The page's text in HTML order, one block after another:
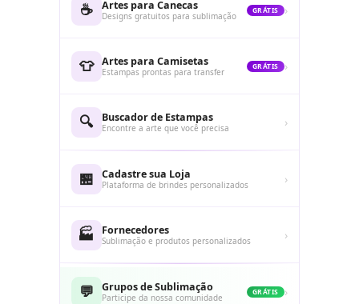
☕ Artes para Canecas
Designs gratuitos para sublimação
GRÁTIS ›
👕 Artes para Camisetas
Estampas prontas para transfer
GRÁTIS ›
🔍 Buscador de Estampas
Encontre a arte que você precisa ›
🏪 Cadastre sua Loja
Plataforma de brindes personalizados ›
🏭 Fornecedores
Sublimação e produtos personalizados ›
💬 Grupos de Sublimação
Participe da nossa comunidade
GRÁTIS ›